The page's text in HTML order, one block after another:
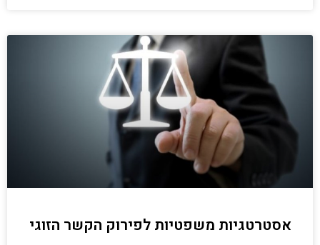
אסטרטגיות משפטיות לפירוק הקשר הזוגי